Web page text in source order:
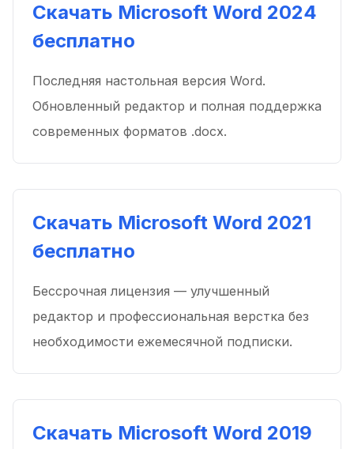
Скачать Microsoft Word 2024
бесплатно
Последняя настольная версия Word.
Обновленный редактор и полная поддержка
современных форматов .docx.
Скачать Microsoft Word 2021
бесплатно
Бессрочная лицензия — улучшенный
редактор и профессиональная верстка без
необходимости ежемесячной подписки.
Скачать Microsoft Word 2019